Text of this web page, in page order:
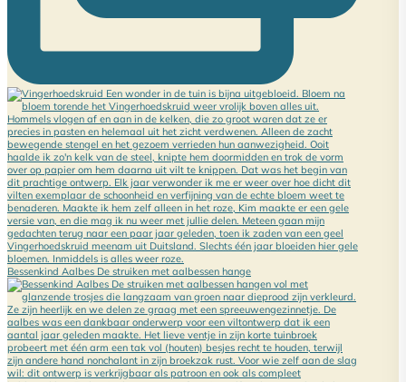
Bessenkind Aalbes De struiken met aalbessen hange